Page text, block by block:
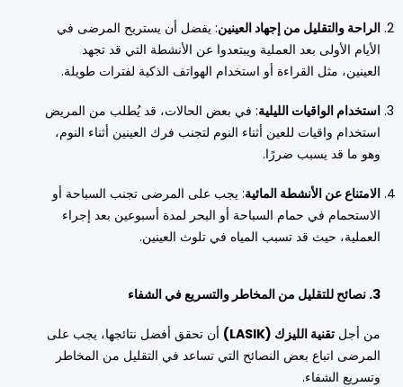
الراحة والتقليل من إجهاد العينين: يفضل أن يستريح المرضى في
الأيام الأولى بعد العملية ويبتعدوا عن الأنشطة التي قد تجهد
العينين، مثل القراءة أو استخدام الهواتف الذكية لفترات طويلة.
استخدام الواقيات الليلية: في بعض الحالات، قد يُطلب من المريض
استخدام واقيات للعين أثناء النوم لتجنب فرك العينين أثناء النوم،
وهو ما قد يسبب ضررًا.
الامتناع عن الأنشطة المائية: يجب على المرضى تجنب السباحة أو
الاستحمام في حمام السباحة أو البحر لمدة أسبوعين بعد إجراء
العملية، حيث قد تسبب المياه في تلوث العينين.
3. نصائح للتقليل من المخاطر والتسريع في الشفاء
من أجل تقنية الليزك (LASIK)
أن تحقق أفضل نتائجها، يجب على
المرضى اتباع بعض النصائح التي تساعد في التقليل من المخاطر
وتسريع الشفاء.